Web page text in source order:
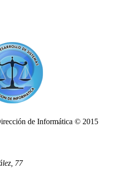
de Informática © 2015
77